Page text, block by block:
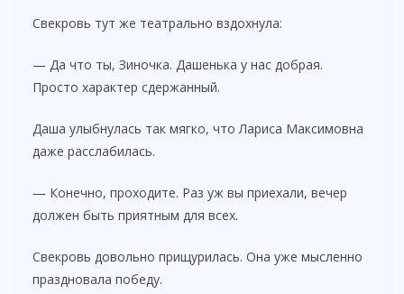
Свекровь тут же театрально вздохнула:
— Да что ты, Зиночка. Дашенька у нас добрая.
Просто характер сдержанный.
Даша улыбнулась так мягко, что Лариса Максимовна
даже расслабилась.
— Конечно, проходите. Раз уж вы приехали, вечер
должен быть приятным для всех.
Свекровь довольно прищурилась. Она уже мысленно
праздновала победу.